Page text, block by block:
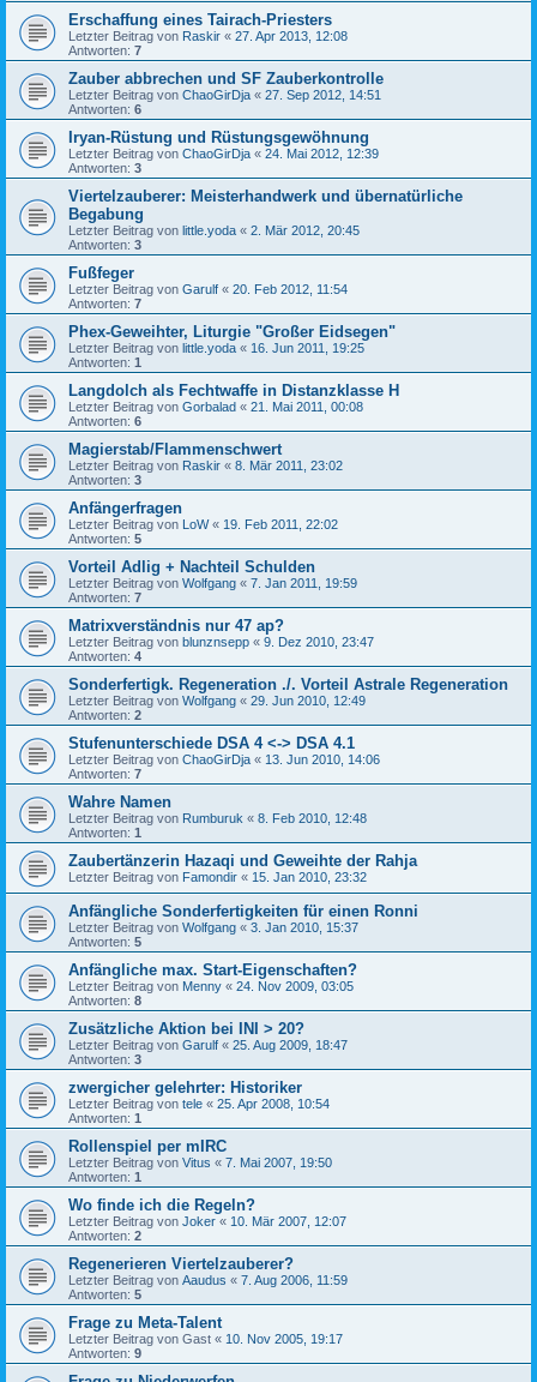
Erschaffung eines Tairach-Priesters
Letzter Beitrag von Raskir « 27. Apr 2013, 12:08
Antworten: 7
Zauber abbrechen und SF Zauberkontrolle
Letzter Beitrag von ChaoGirDja « 27. Sep 2012, 14:51
Antworten: 6
Iryan-Rüstung und Rüstungsgewöhnung
Letzter Beitrag von ChaoGirDja « 24. Mai 2012, 12:39
Antworten: 3
Viertelzauberer: Meisterhandwerk und übernatürliche
Begabung
Letzter Beitrag von little.yoda « 2. Mär 2012, 20:45
Antworten: 3
Fußfeger
Letzter Beitrag von Garulf « 20. Feb 2012, 11:54
Antworten: 7
Phex-Geweihter, Liturgie "Großer Eidsegen"
Letzter Beitrag von little.yoda « 16. Jun 2011, 19:25
Antworten: 1
Langdolch als Fechtwaffe in Distanzklasse H
Letzter Beitrag von Gorbalad « 21. Mai 2011, 00:08
Antworten: 6
Magierstab/Flammenschwert
Letzter Beitrag von Raskir « 8. Mär 2011, 23:02
Antworten: 3
Anfängerfragen
Letzter Beitrag von LoW« 19. Feb 2011, 22:02
Antworten: 5
Vorteil Adlig + Nachteil Schulden
Letzter Beitrag von Wolfgang « 7. Jan 2011, 19:59
Antworten: 7
Matrixverständnis nur 47 ap?
Letzter Beitrag von blunznsepp « 9. Dez 2010, 23:47
Antworten: 4
Sonderfertigk. Regeneration ./. Vorteil Astrale Regeneration
Letzter Beitrag von Wolfgang « 29. Jun 2010, 12:49
Antworten: 2
Stufenunterschiede DSA 4 <-> DSA 4.1
Letzter Beitrag von ChaoGirDja « 13. Jun 2010, 14:06
Antworten: 7
Wahre Namen
Letzter Beitrag von Rumburuk « 8. Feb 2010, 12:48
Antworten: 1
Zaubertänzerin Hazaqi und Geweihte der Rahja
Letzter Beitrag von Famondir « 15. Jan 2010, 23:32
Anfängliche Sonderfertigkeiten für einen Ronni
Letzter Beitrag von Wolfgang « 3. Jan 2010, 15:37
Antworten: 5
Anfängliche max. Start-Eigenschaften?
Letzter Beitrag von Menny « 24. Nov 2009, 03:05
Antworten: 8
Zusätzliche Aktion bei INI > 20?
Letzter Beitrag von Garulf « 25. Aug 2009, 18:47
Antworten: 3
zwergicher gelehrter: Historiker
Letzter Beitrag von tele « 25. Apr 2008, 10:54
Antworten: 1
Rollenspiel per mIRC
Letzter Beitrag von Vitus « 7. Mai 2007, 19:50
Antworten: 1
Wo finde ich die Regeln?
Letzter Beitrag von Joker « 10. Mär 2007, 12:07
Antworten: 2
Regenerieren Viertelzauberer?
Letzter Beitrag von Aaudus « 7. Aug 2006, 11:59
Antworten: 5
Frage zu Meta-Talent
Letzter Beitrag von Gast « 10. Nov 2005, 19:17
Antworten: 9